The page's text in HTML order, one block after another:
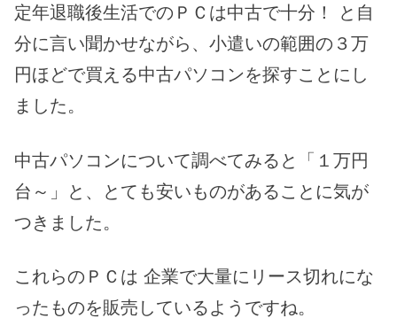
定年退職後生活でのＰＣは中古で十分！ と自
分に言い聞かせながら、小遣いの範囲の３万
円ほどで買える中古パソコンを探すことにし
ました。
中古パソコンについて調べてみると「１万円
台～」と、とても安いものがあることに気が
つきました。
これらのＰＣは 企業で大量にリース切れにな
ったものを販売しているようですね。